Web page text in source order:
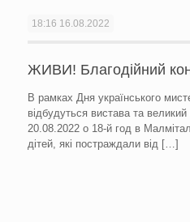
18:16 16.08.2022
ЖИВИ! Благодійний
В рамках Дня українського
відбудуться вистава та великий
20.08.2022 о 18-й год в
дітей, які постраждали від[…]